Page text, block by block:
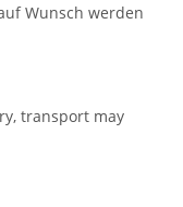
Wunsch werden
transport may